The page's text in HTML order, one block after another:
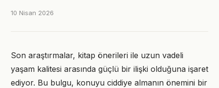
10 Nisan 2026
Son araştırmalar, kitap önerileri ile uzun vadeli
yaşam kalitesi arasında güçlü bir ilişki olduğuna işaret
ediyor. Bu bulgu, konuyu ciddiye almanın önemini bir